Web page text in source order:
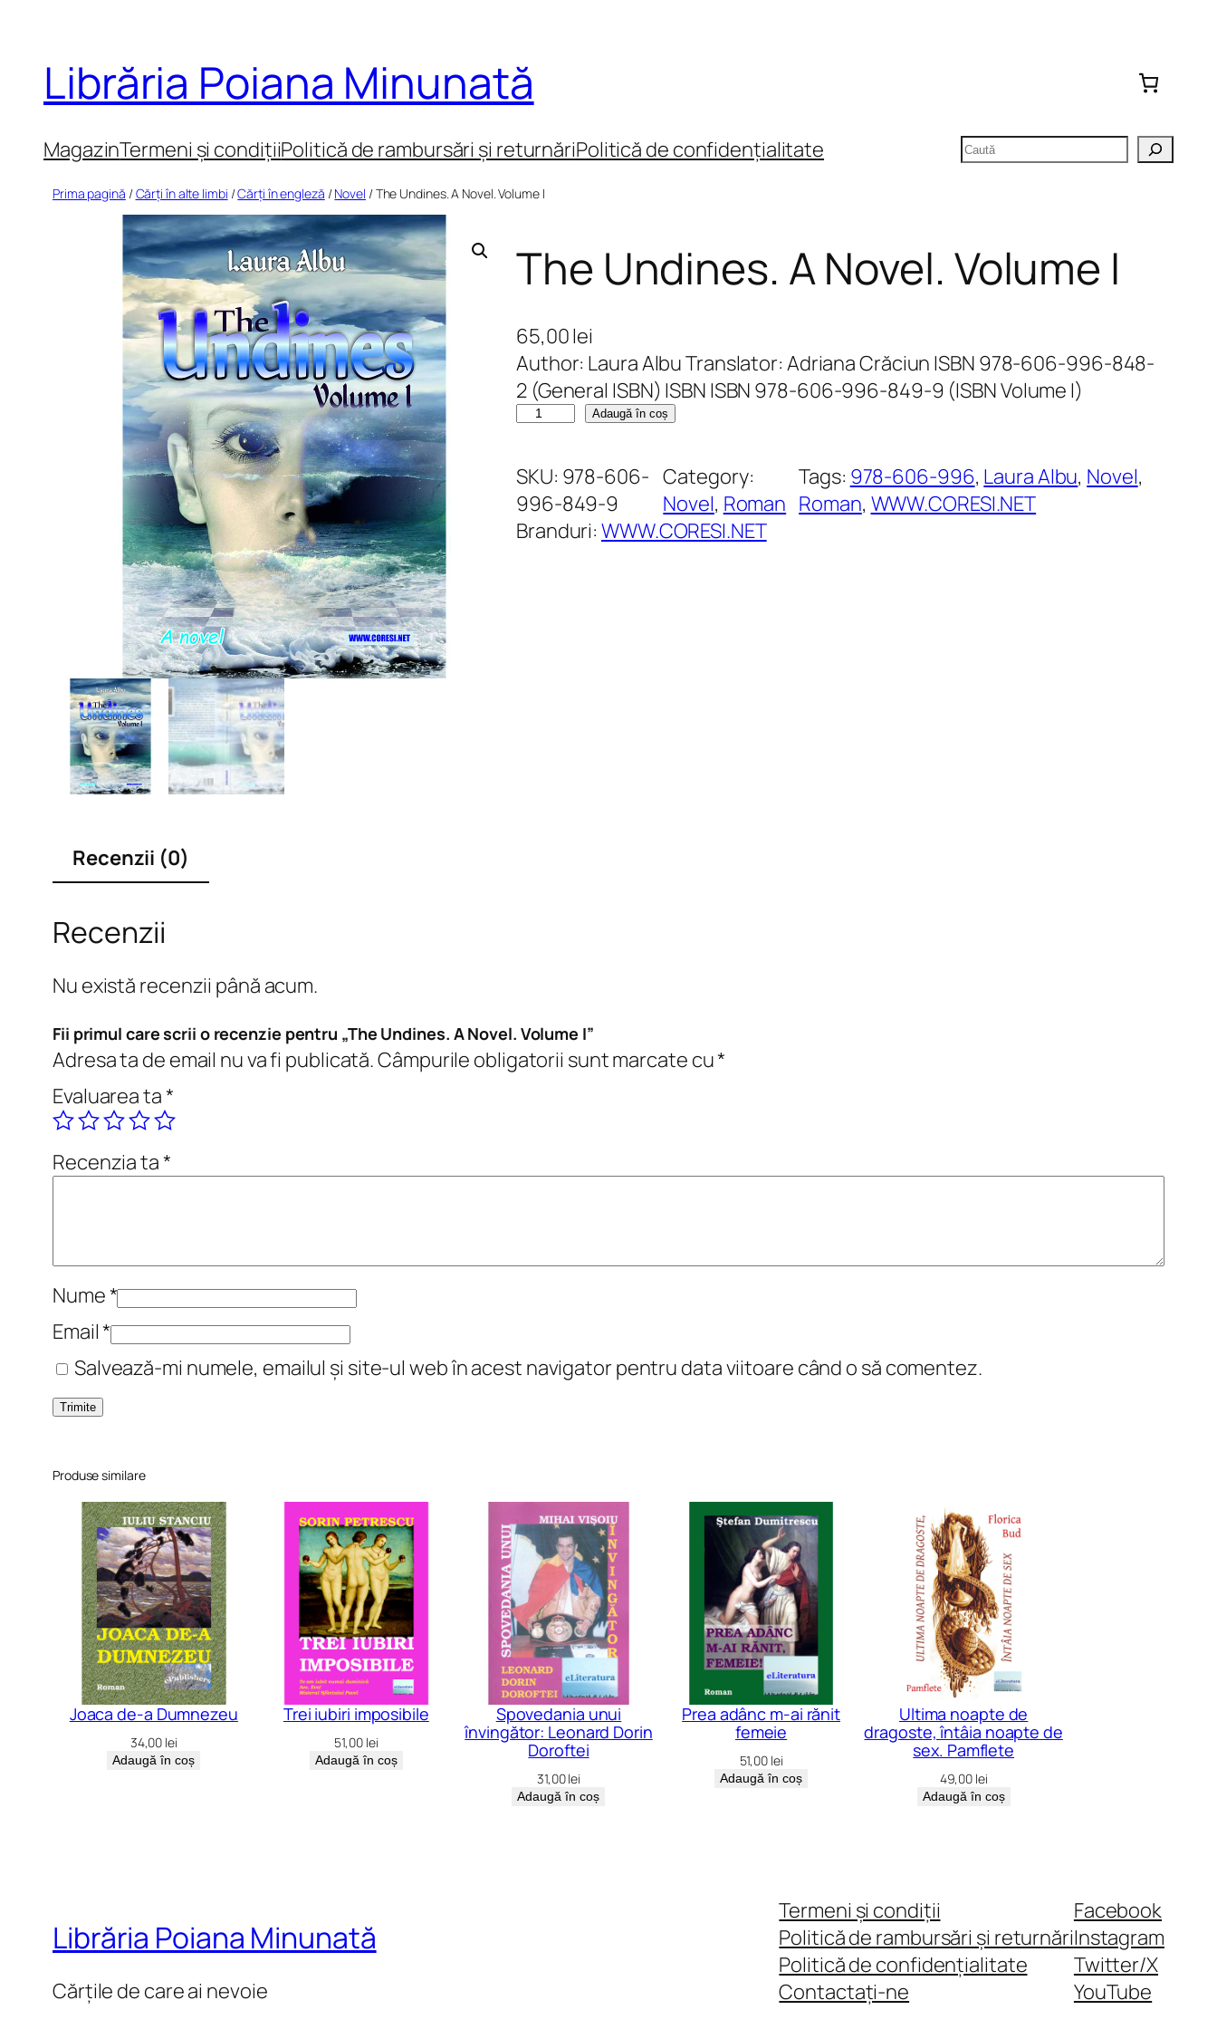
conținut
Librăria Poiana Minunată
MagazinTermeni și condițiiPolitică de rambursări și returnăriPolitică de confidențialitate Caută
Prima pagină /Cărți în alte limbi /Cărți în engleză /Novel / The Undines. A Novel. Volume I
The Undines. A Novel. Volume I
65,00lei
Author: Laura Albu Translator: Adriana Crăciun ISBN 978-606-996-848-
2 (General ISBN) ISBN ISBN 978-606-996-849-9 (ISBN Volume I)
C
n
t
i
v
e
o
m
Adaugă în coș
SKU: 978-606-
996-849-9
Category:
Novel, Roman
Tags: 978-606-996, Laura Albu, Novel
Roman, WWW.CORESI.NET
Branduri:WWW.CORESI.NET
Recenzii (0)
Recenzii
Nu există recenzii până acum.
Fii primul care scrii o recenzie pentru „The Undines. A Novel. Volume I”
Adresa ta de email nu va fi publicată.Câmpurile obligatorii sunt marcate cu*
Evaluarea ta*
Recenzia ta*
Nume*
Email*
Salvează-mi numele, emailul și site-ul web în acest navigator pentru data viitoare când o să comentez.
Produse similare
Joaca de-a Dumnezeu
34,00 lei
Adaugă în coș
Trei iubiri imposibile
51,00 lei
Adaugă în coș
Spovedania unui
învingător: Leonard Dorin
Doroftei
31,00lei
Adaugă în coș
Prea adânc m-ai rănit
femeie
51,00 lei
Adaugă în coș
Ultima noapte de
dragoste, întâia noapte de
sex. Pamflete
49,00 lei
Adaugă în coș
Librăria Poiana Minunată
Cărțile de care ai nevoie
Termeni și condiții
Politică de rambursări și returnări
Politică de confidențialitate
Contactați-ne
Facebook
Instagram
Twitter/X
YouTube